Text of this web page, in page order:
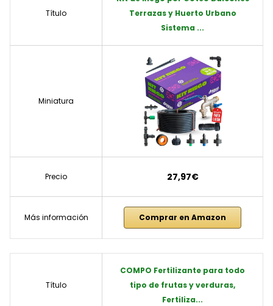
Título
Terrazas y Huerto Urbano
Sistema ...
Miniatura
Precio 27,97€
Más información Comprar en Amazon
Título
COMPO Fertilizante para todo
tipo de frutas y verduras,
Fertiliza...